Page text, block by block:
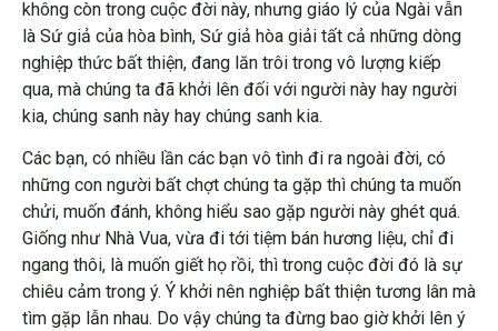
không còn trong cuộc đời này, nhưng giáo lý của Ngài vẫn
là Sứ giả của hòa bình, Sứ giả hòa giải tất cả những dòng
nghiệp thức bất thiện, đang lăn trôi trong vô lượng kiếp
qua, mà chúng ta đã khởi lên đối với người này hay người
kia, chúng sanh này hay chúng sanh kia.
Các bạn, có nhiều lần các bạn vô tình đi ra ngoài đời, có
những con người bất chợt chúng ta gặp thì chúng ta muốn
chửi, muốn đánh, không hiểu sao gặp người này ghét quá.
Giống như Nhà Vua, vừa đi tới tiệm bán hương liệu, chỉ đi
ngang thôi, là muốn giết họ rồi, thì trong cuộc đời đó là sự
chiêu cảm trong ý. Ý khởi nên nghiệp bất thiện tương lân mà
tìm gặp lẫn nhau. Do vậy chúng ta đừng bao giờ khởi lên ý